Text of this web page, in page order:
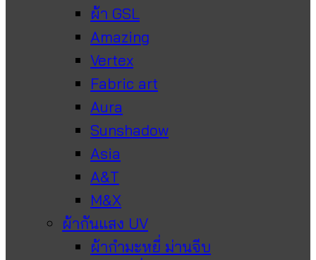
ผ้า GSL
Amazing
Vertex
Fabric art
Aura
Sunshadow
Asia
A&T
M&X
ผ้ากันแสง UV
ผ้ากำมะหยี่ ม่านจีบ